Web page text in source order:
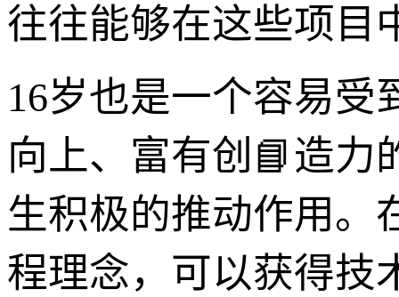
往往能够在这些项目
16岁也是一个容易受
向上、富有创📘造力
生积极的推动作用。
程理念，可以获得技